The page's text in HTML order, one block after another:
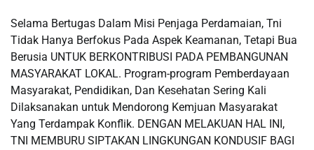
Selama Bertugas Dalam Misi Penjaga Perdamaian, Tni
Tidak Hanya Berfokus Pada Aspek Keamanan, Tetapi Bua
Berusia UNTUK BERKONTRIBUSI PADA PEMBANGUNAN
MASYARAKAT LOKAL. Program-program Pemberdayaan
Masyarakat, Pendidikan, Dan Kesehatan Sering Kali
Dilaksanakan untuk Mendorong Kemjuan Masyarakat
Yang Terdampak Konflik. DENGAN MELAKUAN HAL INI,
TNI MEMBURU SIPTAKAN LINGKUNGAN KONDUSIF BAGI